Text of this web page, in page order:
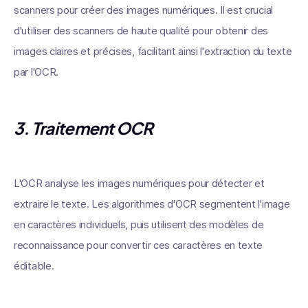
scanners pour créer des images numériques. Il est crucial
d'utiliser des scanners de haute qualité pour obtenir des
images claires et précises, facilitant ainsi l'extraction du texte
par l'OCR.
3. Traitement OCR
L'OCR analyse les images numériques pour détecter et
extraire le texte. Les algorithmes d'OCR segmentent l'image
en caractères individuels, puis utilisent des modèles de
reconnaissance pour convertir ces caractères en texte
éditable.